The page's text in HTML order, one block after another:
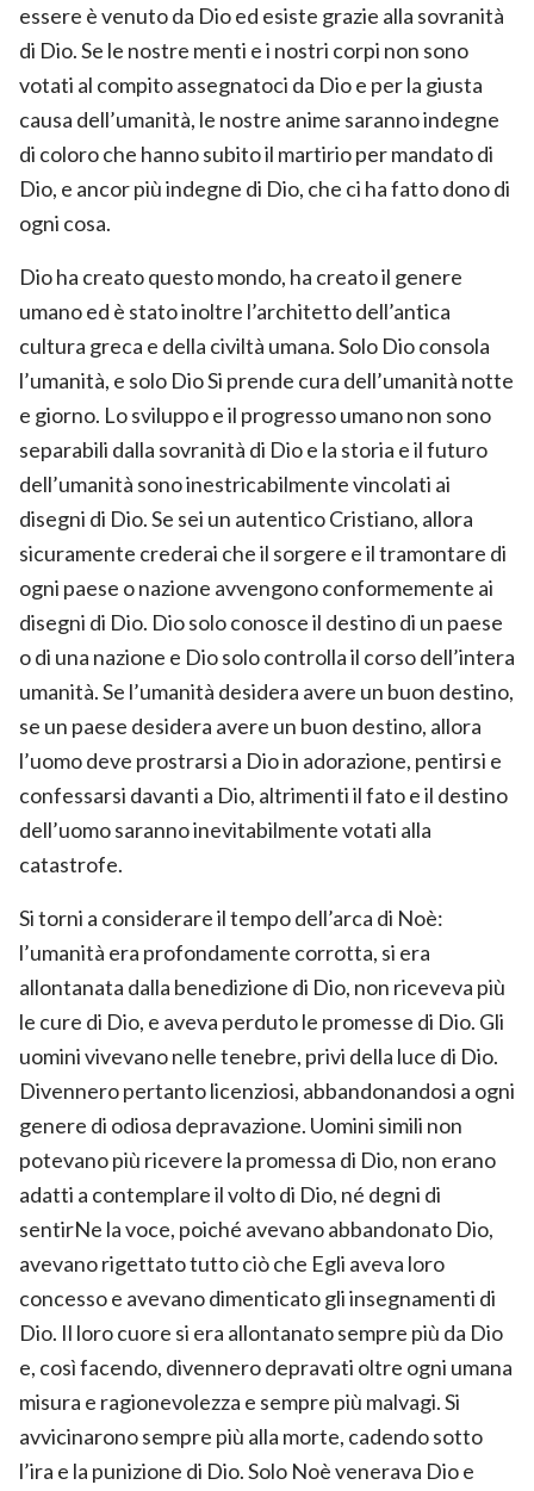
essere è venuto da Dio ed esiste grazie alla sovranità
di Dio. Se le nostre menti e i nostri corpi non sono
votati al compito assegnatoci da Dio e per la giusta
causa dell’umanità, le nostre anime saranno indegne
di coloro che hanno subito il martirio per mandato di
Dio, e ancor più indegne di Dio, che ci ha fatto dono di
ogni cosa.
Dio ha creato questo mondo, ha creato il genere
umano ed è stato inoltre l’architetto dell’antica
cultura greca e della civiltà umana. Solo Dio consola
l’umanità, e solo Dio Si prende cura dell’umanità notte
e giorno. Lo sviluppo e il progresso umano non sono
separabili dalla sovranità di Dio e la storia e il futuro
dell’umanità sono inestricabilmente vincolati ai
disegni di Dio. Se sei un autentico Cristiano, allora
sicuramente crederai che il sorgere e il tramontare di
ogni paese o nazione avvengono conformemente ai
disegni di Dio. Dio solo conosce il destino di un paese
o di una nazione e Dio solo controlla il corso dell’intera
umanità. Se l’umanità desidera avere un buon destino,
se un paese desidera avere un buon destino, allora
l’uomo deve prostrarsi a Dio in adorazione, pentirsi e
confessarsi davanti a Dio, altrimenti il fato e il destino
dell’uomo saranno inevitabilmente votati alla
catastrofe.
Si torni a considerare il tempo dell’arca di Noè:
l’umanità era profondamente corrotta, si era
allontanata dalla benedizione di Dio, non riceveva più
le cure di Dio, e aveva perduto le promesse di Dio. Gli
uomini vivevano nelle tenebre, privi della luce di Dio.
Divennero pertanto licenziosi, abbandonandosi a ogni
genere di odiosa depravazione. Uomini simili non
potevano più ricevere la promessa di Dio, non erano
adatti a contemplare il volto di Dio, né degni di
sentirNe la voce, poiché avevano abbandonato Dio,
avevano rigettato tutto ciò che Egli aveva loro
concesso e avevano dimenticato gli insegnamenti di
Dio. Il loro cuore si era allontanato sempre più da Dio
e, così facendo, divennero depravati oltre ogni umana
misura e ragionevolezza e sempre più malvagi. Si
avvicinarono sempre più alla morte, cadendo sotto
l’ira e la punizione di Dio. Solo Noè venerava Dio e